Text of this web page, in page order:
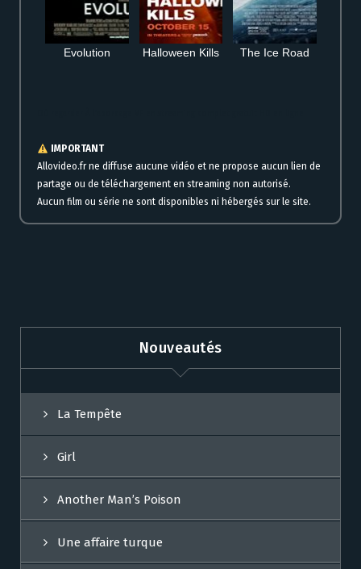
Evolution Halloween Kills The Ice Road
IMPORTANT
Allovideo.fr ne diffuse aucune vidéo et ne propose aucun lien de
partage ou de téléchargement en streaming non autorisé.
Aucun film ou série ne sont disponibles ni hébergés sur le site.
Nouveautés
La Tempête
Girl
Another Man’s Poison
Une affaire turque